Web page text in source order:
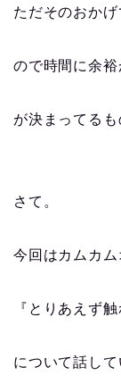
ただそのおか
ので時間に余
が決まってるも
さて。
今回はカムカ
『とりあえず
について話して